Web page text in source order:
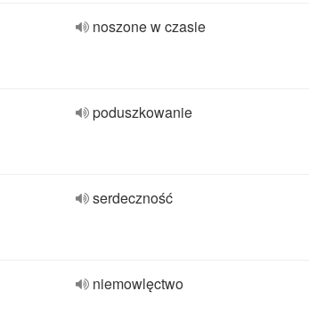
noszone w czasie
poduszkowanie
serdeczność
niemowlęctwo